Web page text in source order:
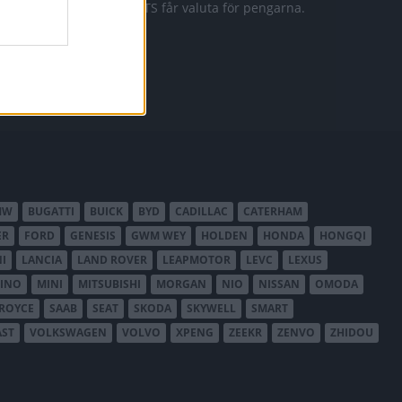
911 GTS får valuta för pengarna.
BUGATTI BUICK BYD CADILLAC
CATERHAM
FORD GENESIS GWM WEY HOLDEN HONDA
HONGQI
LANCIA LAND ROVER LEAPMOTOR LEVC
LEXUS
MINI MITSUBISHI MORGAN NIO NISSAN
OMODA
SAAB SEAT SKODA SKYWELL
SMART
VOLKSWAGEN VOLVO XPENG ZEEKR ZENVO ZHIDOU